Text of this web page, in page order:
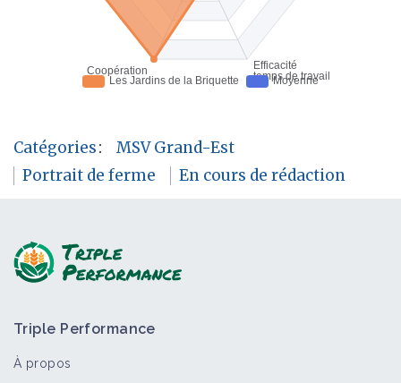
Catégories:
MSV Grand-Est
Portrait de ferme
En cours de rédaction
Triple Performance
À propos